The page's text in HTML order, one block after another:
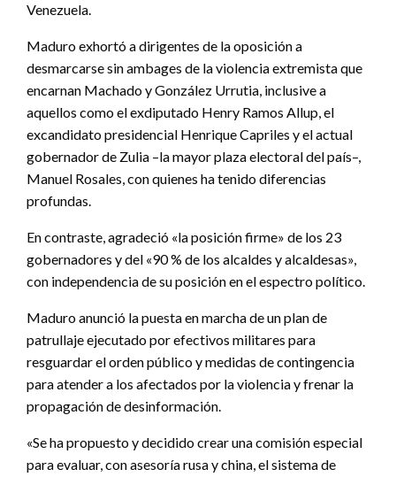
Venezuela.
Maduro exhortó a dirigentes de la oposición a
desmarcarse sin ambages de la violencia extremista que
encarnan Machado y González Urrutia, inclusive a
aquellos como el exdiputado Henry Ramos Allup, el
excandidato presidencial Henrique Capriles y el actual
gobernador de Zulia –la mayor plaza electoral del país–,
Manuel Rosales, con quienes ha tenido diferencias
profundas.
En contraste, agradeció «la posición firme» de los 23
gobernadores y del «90 % de los alcaldes y alcaldesas»,
con independencia de su posición en el espectro político.
Maduro anunció la puesta en marcha de un plan de
patrullaje ejecutado por efectivos militares para
resguardar el orden público y medidas de contingencia
para atender a los afectados por la violencia y frenar la
propagación de desinformación.
«Se ha propuesto y decidido crear una comisión especial
para evaluar, con asesoría rusa y china, el sistema de